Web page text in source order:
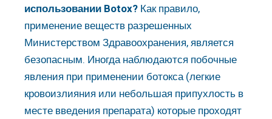
использовании Botox? Как правило,
применение веществ разрешенных
Министерством Здравоохранения, является
безопасным. Иногда наблюдаются побочные
явления при применении ботокса (легкие
кровоизлияния или небольшая припухлость в
месте введения препарата) которые проходят